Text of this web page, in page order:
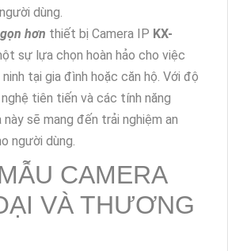
dùng.
hơn thiết bị Camera IP KX-
sự lựa chọn hoàn hảo cho việc
tại gia đình hoặc căn hộ. Với độ
tiên tiến và các tính năng
sẽ mang đến trải nghiệm an
người dùng.
CAMERA
VÀ THƯƠNG